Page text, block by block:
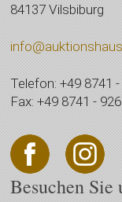
84137 Vilsbiburg
Telefon: +49 8741
Fax: +49 8741 -
Besuchen Sie